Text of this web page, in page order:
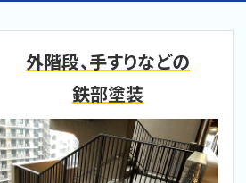
外階段、手すりなどの
鉄部塗装